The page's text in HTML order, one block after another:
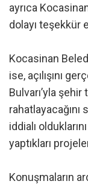
ayrıca
dolayı teşekkür
Kocasinan
ise, açılışını
Bulvarı’yla
iddialı
yaptıkları
Konuşmaların